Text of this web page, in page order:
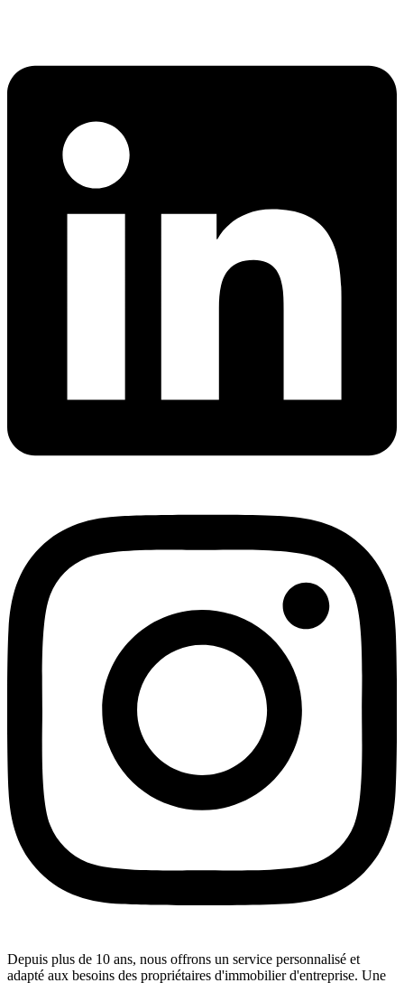
Depuis plus de 10 ans, nous offrons un service personnalisé et
adapté aux besoins des propriétaires d'immobilier d'entreprise. Une